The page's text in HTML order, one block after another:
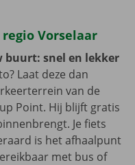
Vorselaar
buurt: snel en lekker
Laat deze dan
van de
Point. Hij blijft gratis
Je fiets
is het afhaalpunt
met bus of